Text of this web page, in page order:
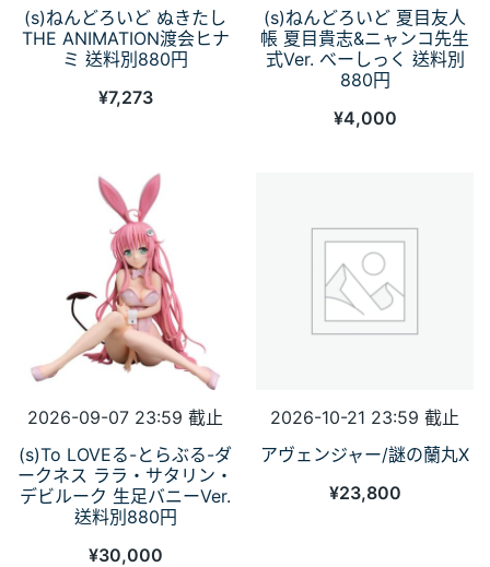
(s)ねんどろいど ぬきたし
THE ANIMATION渡会ヒナ
ミ 送料別880円
¥7,273
(s)ねんどろいど 夏目友人
帳 夏目貴志&ニャンコ先生
式Ver. べーしっく 送料別
880円
¥4,000
2026-09-07 23:59 截止
(s)To LOVEる-とらぶる-ダ
ークネス ララ・サタリン・
デビルーク 生足バニーVer.
送料別880円
¥30,000
2026-10-21 23:59 截止
アヴェンジャー/謎の蘭丸X
¥23,800